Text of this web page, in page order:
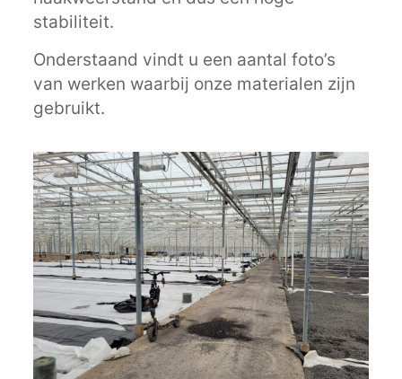
stabiliteit.
Onderstaand vindt u een aantal foto’s
van werken waarbij onze materialen zijn
gebruikt.
Werk ‘s-Gravenzande
Bekijk project